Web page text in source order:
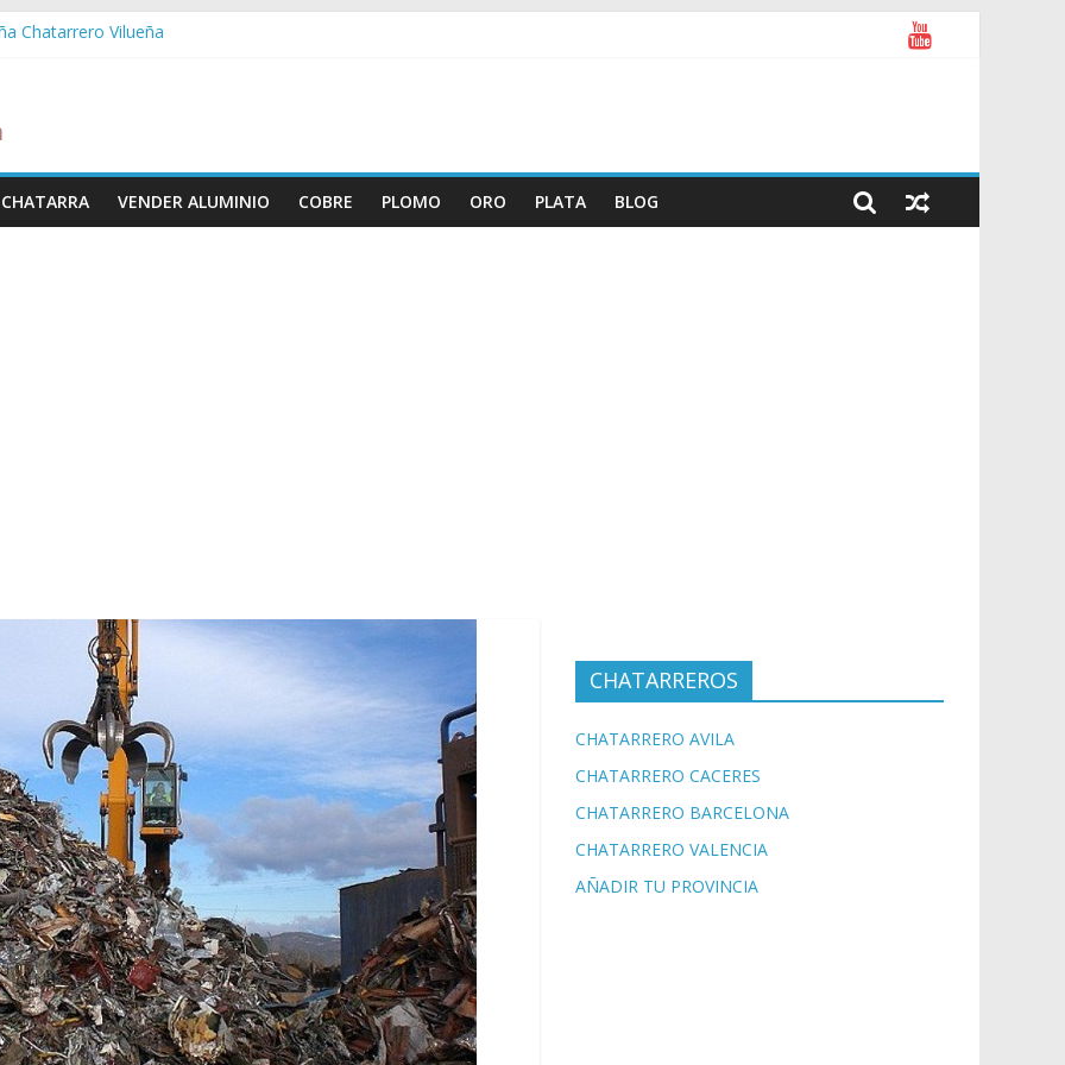
Chatarrero Vilueña
Zaida
Chatarrero Vistabella
VENDER ALUMINIO COBRE PLOMO ORO PLATA BLOG
CHATARREROS
CHATARRERO AVILA
CHATARRERO CACERES
CHATARRERO BARCELONA
CHATARRERO VALENCIA
AÑADIR TU PROVINCIA